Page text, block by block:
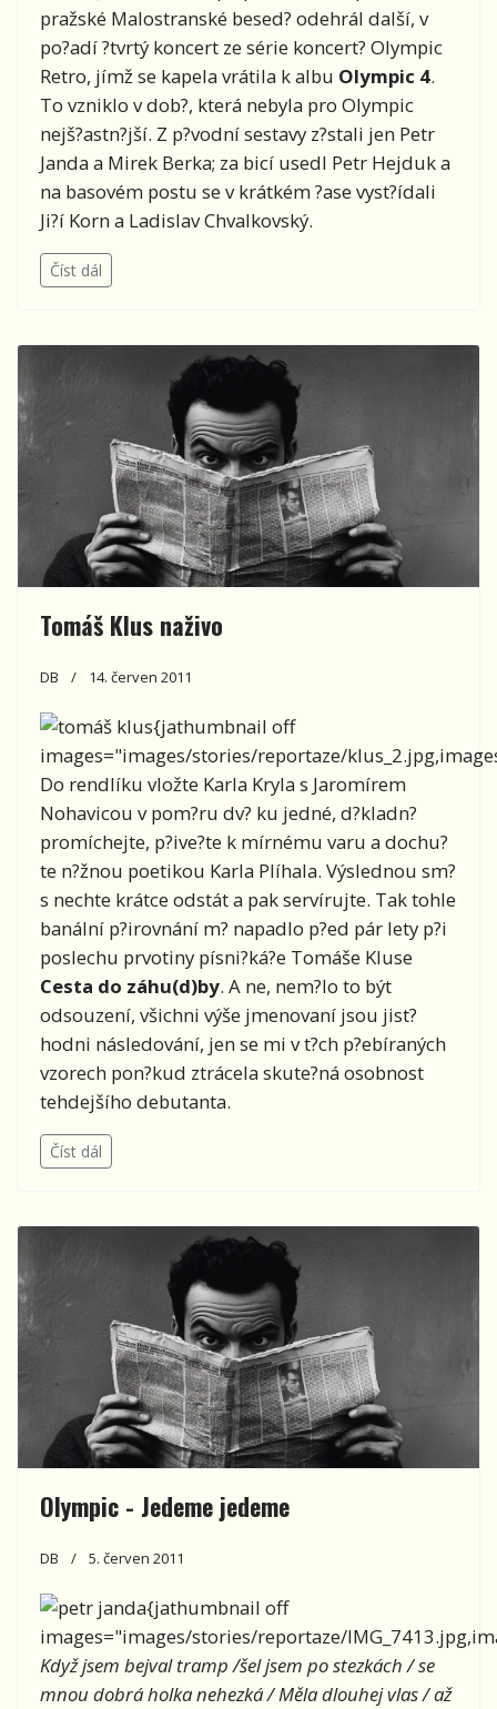
pražské Malostranské besed? odehrál další, v
po?adí ?tvrtý koncert ze série koncert? Olympic
Retro, jímž se kapela vrátila k albu Olympic 4.
To vzniklo v dob?, která nebyla pro Olympic
nejš?astn?jší. Z p?vodní sestavy z?stali jen Petr
Janda a Mirek Berka; za bicí usedl Petr Hejduk a
na basovém postu se v krátkém ?ase vyst?ídali
Ji?í Korn a Ladislav Chvalkovský.
Číst dál
Tomáš Klus naživo
DB 14. červen 2011
{jathumbnail off
images="images/stories/reportaze/
Do rendlíku vložte Karla Kryla s Jaromírem
Nohavicou v pom?ru dv? ku jedné, d?kladn?
promíchejte, p?ive?te k mírnému varu a dochu?
te n?žnou poetikou Karla Plíhala. Výslednou sm?
s nechte krátce odstát a pak servírujte. Tak tohle
banální p?irovnání m? napadlo p?ed pár lety p?i
poslechu prvotiny písni?ká?e Tomáše Kluse
Cesta do záhu(d)by. A ne, nem?lo to být
odsouzení, všichni výše jmenovaní jsou jist?
hodni následování, jen se mi v t?ch p?ebíraných
vzorech pon?kud ztrácela skute?ná osobnost
tehdejšího debutanta.
Číst dál
Olympic - Jedeme jedeme
DB 5. červen 2011
{jathumbnail off
images="images/stories/reportaze/
Když jsem bejval tramp /šel jsem po stezkách / se
mnou dobrá holka nehezká / Měla dlouhej vlas / až